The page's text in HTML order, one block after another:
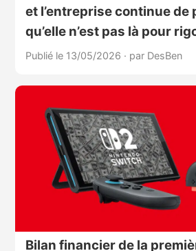
et l’entreprise continue de
qu’elle n’est pas là pour
Publié le 13/05/2026 · par DesBen
Bilan financier de la